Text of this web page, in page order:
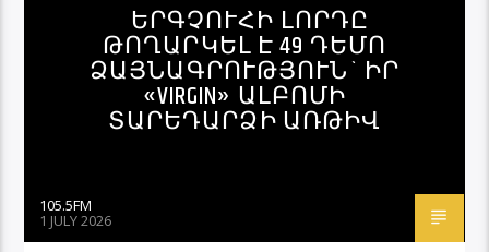
ԵՐԳՉՈՒՀԻ ԼՈՐԴԸ
ԹՈՂԱՐԿԵԼ Է 49 ԴԵՄՈ
ՁԱՅՆԱԳՐՈՒԹՅՈՒՆ` ԻՐ
«VIRGIN» ԱԼԲՈՄԻ
ՏԱՐԵԴԱՐՁԻ ԱՌԹԻՎ
105.5FM
1 JULY 2026